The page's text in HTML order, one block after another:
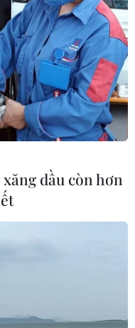
du lịch trở thành
và cả nước; đồng
ngang với các
dầu còn hơn